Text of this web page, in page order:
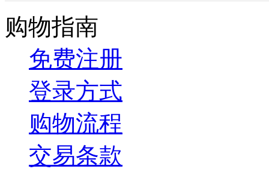
购物指南
免费注册
登录方式
购物流程
交易条款